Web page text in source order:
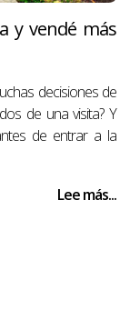
y vendé más
decisiones de
de una visita? Y
de entrar a la
Lee más...